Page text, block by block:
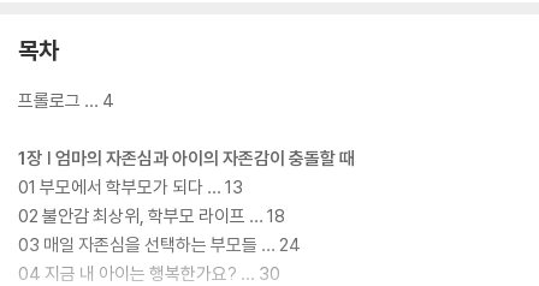
목차
프롤로그 … 4
1장 | 엄마의 자존심과 아이의 자존감이 충돌할 때
01 부모에서 학부모가 되다 … 13
02 불안감 최상위, 학부모 라이프 … 18
03 매일 자존심을 선택하는 부모들 … 24
04 지금 내 아이는 행복한가요? … 30